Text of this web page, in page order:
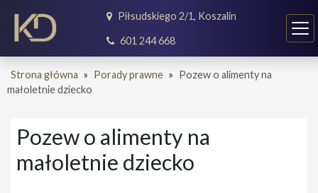
Piłsudskiego 2/1, Koszalin
601 244 668
Strona główna » Porady prawne » Pozew o alimenty na
małoletnie dziecko
Pozew o alimenty na
małoletnie dziecko